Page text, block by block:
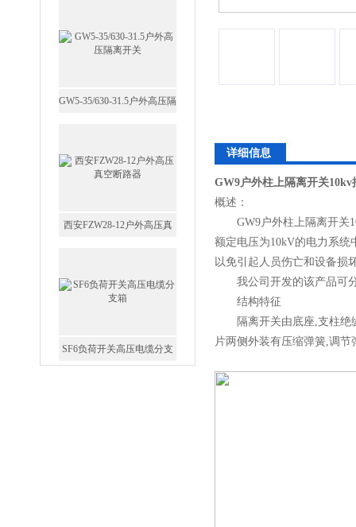
离开关
空断路器
箱
详细信息
GW9户外柱上隔离开关10kv
概述：
GW9户外柱上隔离开关
额定电压为10kV的电力系
以免引起人员伤亡和设备损
我公司开发的该产品可分
结构特征
隔离开关由底座,支柱绝缘
片两侧外装有压缩弹簧,调